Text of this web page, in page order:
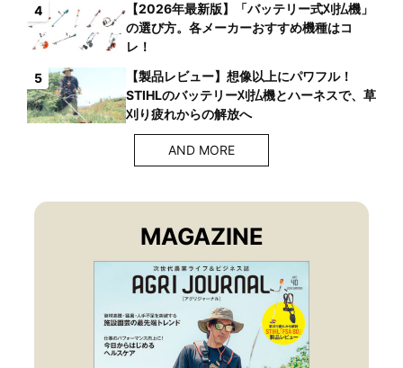
4
【2026年最新版】「バッテリー式刈払機」
の選び方。各メーカーおすすめ機種はコ
レ！
5
【製品レビュー】想像以上にパワフル！
STIHLのバッテリー刈払機とハーネスで、草
刈り疲れからの解放へ
AND MORE
MAGAZINE